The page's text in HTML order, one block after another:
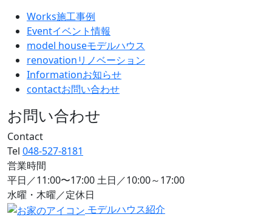
Works施工事例
Eventイベント情報
model houseモデルハウス
renovationリノベーション
Informationお知らせ
contactお問い合わせ
お問い合わせ
Contact
Tel 048-527-8181
営業時間
平日／11:00〜17:00 土日／10:00～17:00
水曜・木曜／定休日
モデルハウス紹介